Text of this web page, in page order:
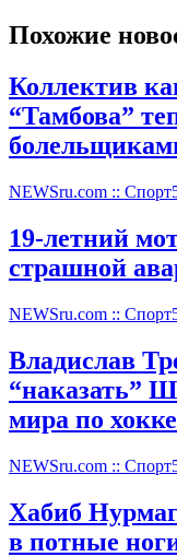
Похожие
Коллектив
“Тамбова”
NEWSru.com :: Спорт
19-летний
страшной
NEWSru.com :: Спорт
Владислав
“наказать”
мира по
NEWSru.com :: Спорт
Хабиб
в потные